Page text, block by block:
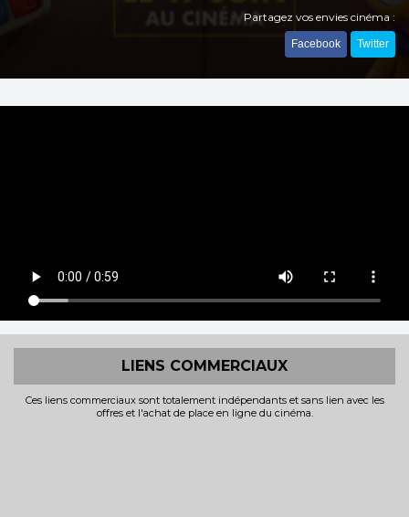
Partagez vos envies cinéma :
Facebook Twitter
LIENS COMMERCIAUX
Ces liens commerciaux sont totalement indépendants et sans lien avec les
offres et l'achat de place en ligne du cinéma.